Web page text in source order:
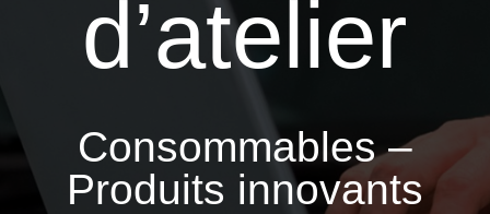
d’atelier
Consommables –
Produits innovants